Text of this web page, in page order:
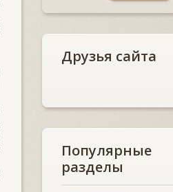
Друзья сайта
Популярные
разделы